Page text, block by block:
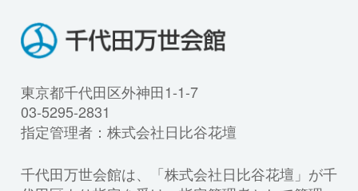
東京都千代田区外神田1-1-7
03-5295-2831
指定管理者：株式会社日比谷花壇
千代田万世会館は、「株式会社日比谷花壇」が千